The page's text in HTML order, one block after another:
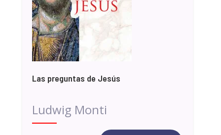
Las preguntas de Jesús
Ludwig Monti